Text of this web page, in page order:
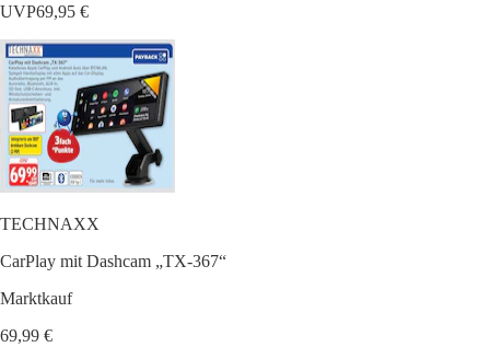
UVP69,95 €
TECHNAXX
CarPlay mit Dashcam „TX-367“
Marktkauf
69,99 €